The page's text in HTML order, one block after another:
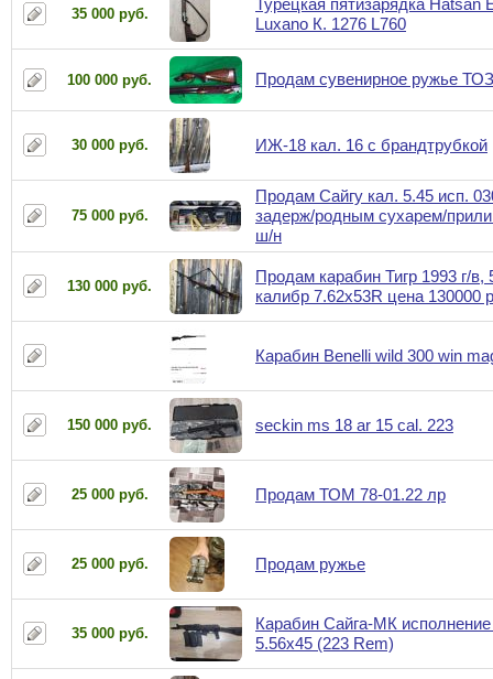
35 000 руб.
Турецкая пятизарядка Hatsan
Luxano К. 1276 L760
100 000 руб. Продам сувенирное ружье
30 000 руб. ИЖ-18 кал. 16 с брандтрубкой
75 000 руб.
Продам Сайгу кал. 5.45 исп.
задерж/родным сухарем/
ш/н
130 000 руб.
Продам карабин Тигр 1993 г/в,
калибр 7.62x53R цена 130000
Карабин Benelli wild 300 win
150 000 руб. seckin ms 18 ar 15 cal. 223
25 000 руб. Продам ТОМ 78-01.22 лр
25 000 руб. Продам ружье
35 000 руб.
Карабин Сайга-МК
5.56x45 (223 Rem)